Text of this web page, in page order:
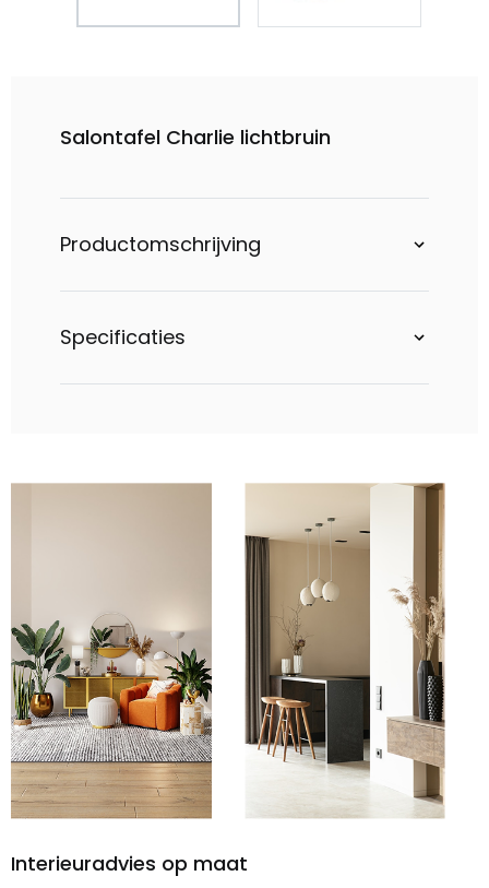
Salontafel Charlie lichtbruin
Productomschrijving
Specificaties
Interieuradvies op maat